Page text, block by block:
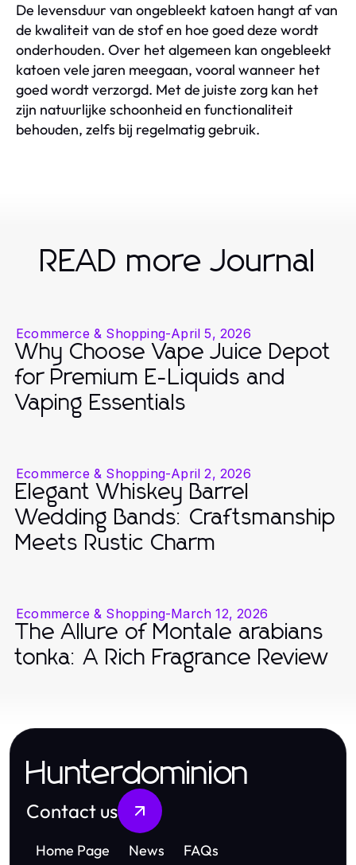
De levensduur van ongebleekt katoen hangt af van
de kwaliteit van de stof en hoe goed deze wordt
onderhouden. Over het algemeen kan ongebleekt
katoen vele jaren meegaan, vooral wanneer het
goed wordt verzorgd. Met de juiste zorg kan het
zijn natuurlijke schoonheid en functionaliteit
behouden, zelfs bij regelmatig gebruik.
READ more Journal
Ecommerce & Shopping-April 5, 2026
Why Choose Vape Juice Depot
for Premium E-Liquids and
Vaping Essentials
Ecommerce & Shopping-April 2, 2026
Elegant Whiskey Barrel
Wedding Bands: Craftsmanship
Meets Rustic Charm
Ecommerce & Shopping-March 12, 2026
The Allure of Montale arabians
tonka: A Rich Fragrance Review
Hunterdominion
Contact us
Home Page News FAQs